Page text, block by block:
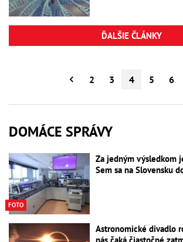
ĎALŠIE ČLÁNKY
2 3 4 5 6
DOMÁCE SPRÁVY
FOTO
Za jedným výsledkom
Sem sa na Slovensku
Astronomické divadlo